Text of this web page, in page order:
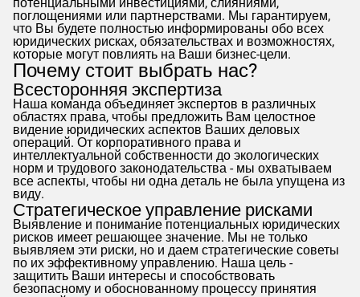
поглощениями или партнерствами. Мы гарантируем,
что Вы будете полностью информированы обо всех
юридических рисках, обязательствах и возможностях,
которые могут повлиять на Ваши бизнес-цели.
Почему стоит выбрать нас?
Всесторонняя экспертиза
Наша команда объединяет экспертов в различных
областях права, чтобы предложить Вам целостное
видение юридических аспектов Ваших деловых
операций. От корпоративного права и
интеллектуальной собственности до экологических
норм и трудового законодательства - мы охватываем
все аспекты, чтобы ни одна деталь не была упущена из
виду.
Стратегическое управление рисками
Выявление и понимание потенциальных юридических
рисков имеет решающее значение. Мы не только
выявляем эти риски, но и даем стратегические советы
по их эффективному управлению. Наша цель -
защитить Ваши интересы и способствовать
безопасному и обоснованному процессу принятия